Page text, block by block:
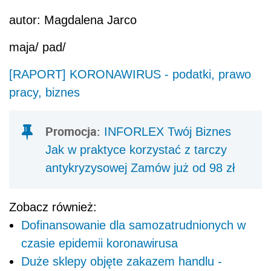
autor: Magdalena Jarco
maja/ pad/
[RAPORT] KORONAWIRUS - podatki, prawo
pracy, biznes
Promocja: INFORLEX Twój Biznes
Jak w praktyce korzystać z tarczy
antykryzysowej Zamów już od 98 zł
Zobacz również:
Dofinansowanie dla samozatrudnionych w
czasie epidemii koronawirusa
Duże sklepy objęte zakazem handlu -